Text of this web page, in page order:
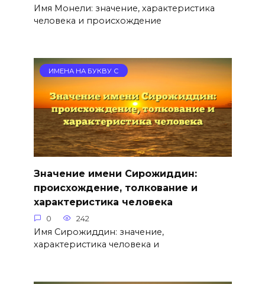
Имя Монели: значение, характеристика
человека и происхождение
ИМЕНА НА БУКВУ С
Значение имени Сирожиддин:
происхождение, толкование и
характеристика человека
0 242
Имя Сирожиддин: значение,
характеристика человека и